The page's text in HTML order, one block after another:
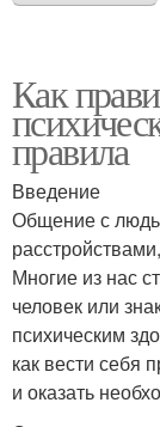
Как
правила
Введение
Общение с
Многие из нас
человек или
психическим
как вести себя
и оказать